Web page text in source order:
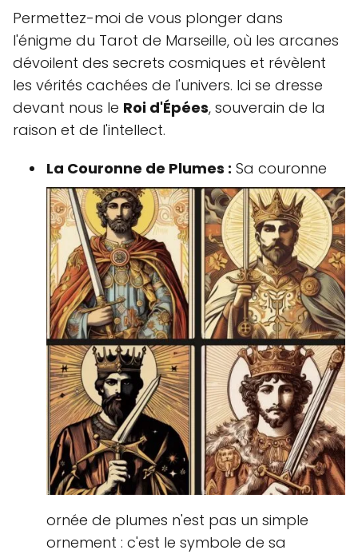
Permettez-moi de vous plonger dans
l'énigme du Tarot de Marseille, où les arcanes
dévoilent des secrets cosmiques et révèlent
les vérités cachées de l'univers. Ici se dresse
devant nous le Roi d'Épées, souverain de la
raison et de l'intellect.
La Couronne de Plumes : Sa couronne
ornée de plumes n'est pas un simple
ornement : c'est le symbole de sa